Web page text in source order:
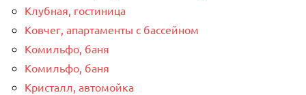
Клубная, гостиница
Ковчег, апартаменты с бассейном
Комильфо, баня
Комильфо, баня
Кристалл, автомойка